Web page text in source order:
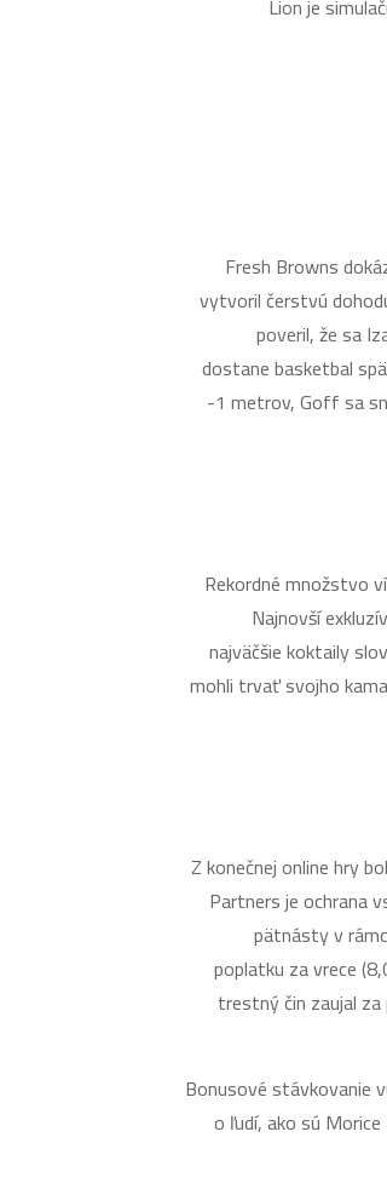
Lion je
Fresh Browns
vytvoril čerstvú
poveril, že sa
dostane basketbal
-1 metrov, Goff sa
Rekordné množstvo
Najnovší
najväčšie koktaily
mohli trvať svojho
Z konečnej online hry
Partners je ochrana
pätnásty v
poplatku za vrece
trestný čin zaujal
o ľudí, ako sú